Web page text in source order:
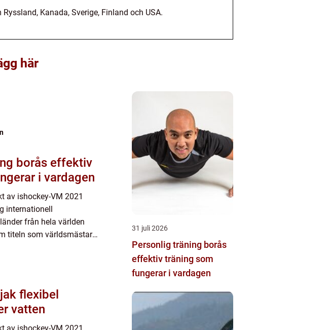
Kanada, Sverige, Finland och USA.
här
effektiv
i vardagen
av ishockey-VM 2021
internationell
från hela världen
titeln som världsmästare.
Tje...
vatten
31 juli 2026
Personlig träning borås
effektiv träning som
fungerar i vardagen